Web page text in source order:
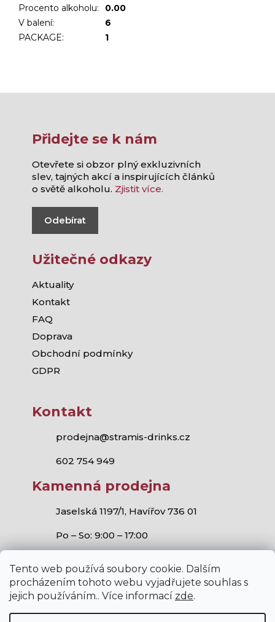
Tento web používá soubory cookie. Dalším
procházením tohoto webu vyjadřujete souhlas s
jejich používáním.. Více informací zde.
Procento alkoholu:
0.00
V balení:
6
PACKAGE: 1
Přidejte se k nám
Otevřete si obzor plný exkluzivních
slev, tajných akcí a inspirujících článků
o světě alkoholu. Zjistit více.
Odebírat
Užitečné odkazy
Aktuality
Kontakt
FAQ
Doprava
Obchodní podmínky
GDPR
Kontakt
prodejna@stramis-drinks.cz
602 754 949
Kamenná prodejna
Jaselská 1197/1, Havířov 736 01
Po – So: 9:00 – 17:00
Stramis.cz všechna práva vyhrazena.